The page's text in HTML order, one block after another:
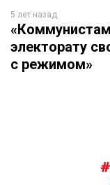
5 лет назад
электорату
с режимом»